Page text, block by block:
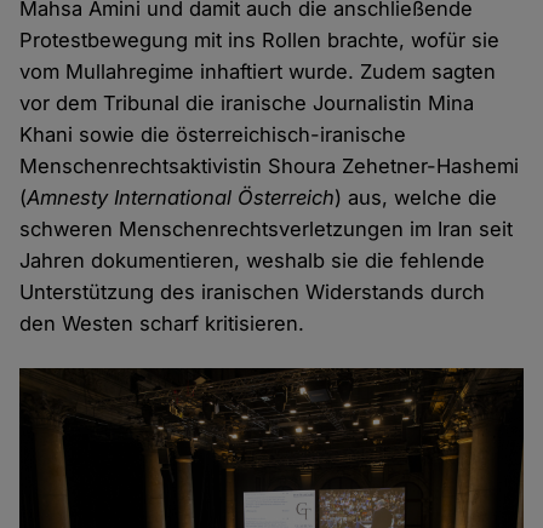
Mahsa Amini und damit auch die anschließende
Protestbewegung mit ins Rollen brachte, wofür sie
vom Mullahregime inhaftiert wurde. Zudem sagten
vor dem Tribunal die iranische Journalistin Mina
Khani sowie die österreichisch-iranische
Menschenrechtsaktivistin Shoura Zehetner­-Hashemi
(Amnesty International Österreich) aus, welche die
schweren Menschenrechtsverletzungen im Iran seit
Jahren dokumentieren, weshalb sie die fehlende
Unterstützung des iranischen Widerstands durch
den Westen scharf kritisieren.